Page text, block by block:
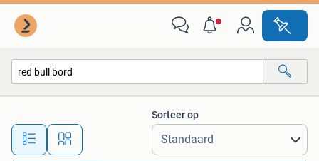
Alle afstanden…
Sorteer op